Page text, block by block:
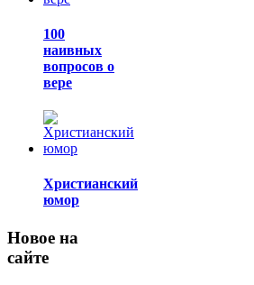
100
наивных
вопросов о
вере
Христианский
юмор
Новое на
сайте